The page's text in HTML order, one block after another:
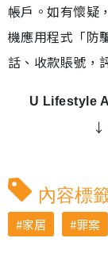
帳戶。如有懷疑
機應用程式「防
話、收款賬號，
U Lifestyle
內容標
家居 罪案